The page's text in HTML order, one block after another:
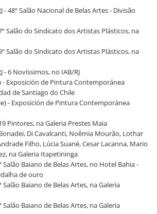
- 48º Salão Nacional de Belas Artes - Divisão
Salão do Sindicato dos Artistas Plásticos, na
Salão do Sindicato dos Artistas Plásticos, na
- 6 Novíssimos, no IAB/RJ
- Exposición de Pintura Contemporánea
de Santiago do Chile
- Exposición de Pintura Contemporánea
Pintores, na Galeria Prestes Maia
Di Cavalcanti, Noêmia Mourão, Lothar
Filho, Lúcia Suané, Cesar Lacanna, Mario
na Galeria Itapetininga
Salão Baiano de Belas Artes, no Hotel Bahia -
de ouro
Salão Baiano de Belas Artes, na Galeria
Salão Baiano de Belas Artes, na Galeria